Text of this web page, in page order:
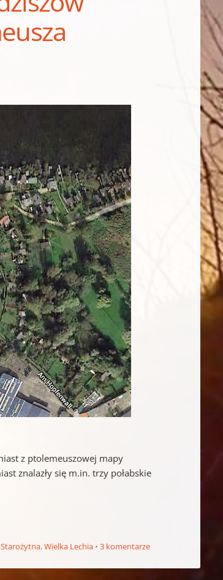
z ptolemeuszowej mapy
znalazły się m.in. trzy połabskie
Starożytna,Wielka Lechia 3 komentarze